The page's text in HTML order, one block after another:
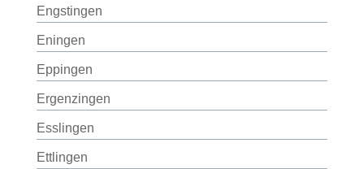
Engstingen
Eningen
Eppingen
Ergenzingen
Esslingen
Ettlingen